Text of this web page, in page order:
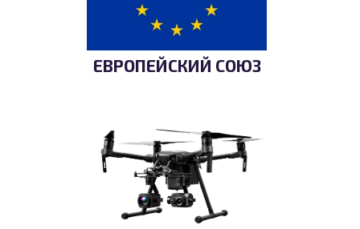
ЕВРОПЕЙСКИЙ СОЮЗ